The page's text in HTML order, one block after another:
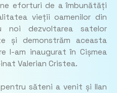
eforturi de a îmbunătăți
vieții oamenilor din
noi dezvoltarea satelor
și demonstrăm aceasta
l-am inaugurat în Cișmea
Valerian Cristea.
săteni a venit și Ilan